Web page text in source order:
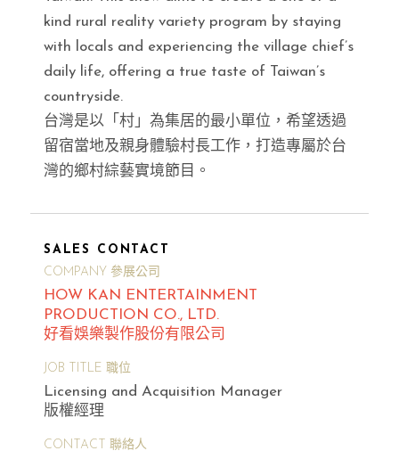
kind rural reality variety program by staying
with locals and experiencing the village chief’s
daily life, offering a true taste of Taiwan’s
countryside.
台灣是以「村」為集居的最小單位，希望透過
留宿當地及親身體驗村長工作，打造專屬於台
灣的鄉村綜藝實境節目。
SALES CONTACT
COMPANY 參展公司
HOW KAN ENTERTAINMENT
PRODUCTION CO., LTD.
好看娛樂製作股份有限公司
JOB TITLE 職位
Licensing and Acquisition Manager
版權經理
CONTACT 聯絡人